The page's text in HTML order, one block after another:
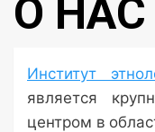
О НАС
Институт
является
центром в